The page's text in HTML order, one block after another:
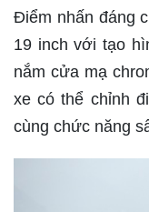
Điểm nhấn đáng
19 inch với tạo
nắm cửa mạ
xe có thể chỉnh
cùng chức năng